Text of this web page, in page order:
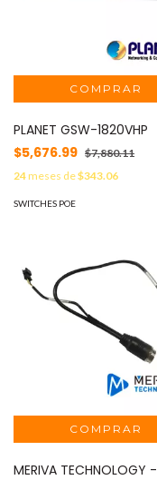
PLANET GSW-1820VHP
$5,676.99 $7,880.11
24meses de$343.06
SWITCHES POE
MERIVA TECHNOLOGY -